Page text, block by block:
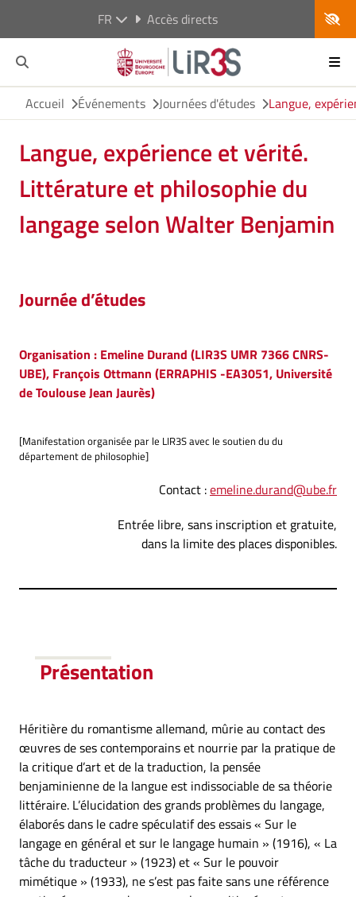
FR Accès directs
Accueil Événements Journées d'études Langue,
Langue, expérience et vérité.
Littérature et philosophie du
langage selon Walter Benjamin
Journée d’études
Organisation : Emeline Durand (LIR3S UMR 7366 CNRS-
UBE), François Ottmann (ERRAPHIS -EA3051, Université
de Toulouse Jean Jaurès)
[Manifestation organisée par le LIR3S avec le soutien du du
département de philosophie]
Contact :emeline.durand@ube.fr
Entrée libre, sans inscription et gratuite,
dans la limite des places disponibles.
Présentation
Héritière du romantisme allemand, mûrie au contact des
œuvres de ses contemporains et nourrie par la pratique de
la critique d’art et de la traduction, la pensée
benjaminienne de la langue est indissociable de sa théorie
littéraire. L’élucidation des grands problèmes du langage,
élaborés dans le cadre spéculatif des essais « Sur le
langage en général et sur le langage humain » (1916), « La
tâche du traducteur » (1923) et « Sur le pouvoir
mimétique » (1933), ne s’est pas faite sans une référence